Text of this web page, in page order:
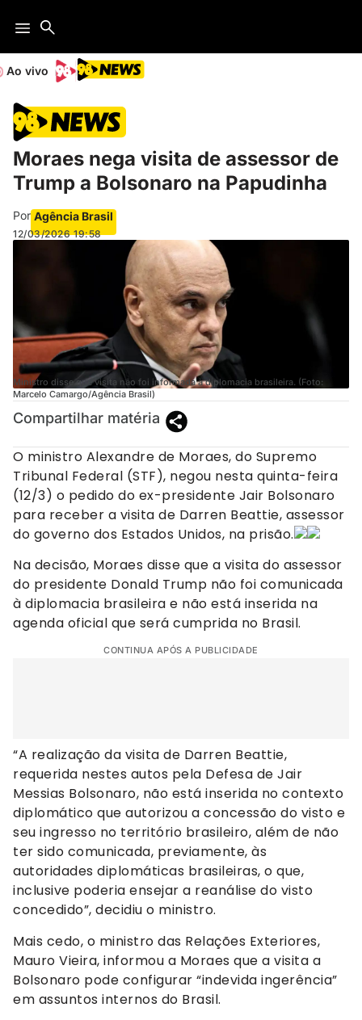
Ao vivo
Moraes nega visita de assessor de
Trump a Bolsonaro na Papudinha
Por Agência Brasil
12/03/2026 19:58
Ministro disse que visita não foi informada à diplomacia brasileira. (Foto:
Marcelo Camargo/Agência Brasil)
Compartilhar matéria
O ministro Alexandre de Moraes, do Supremo
Tribunal Federal (STF), negou nesta quinta-feira
(12/3) o pedido do ex-presidente Jair Bolsonaro
para receber a visita de Darren Beattie, assessor
do governo dos Estados Unidos, na prisão.
Na decisão, Moraes disse que a visita do assessor
do presidente Donald Trump não foi comunicada
à diplomacia brasileira e não está inserida na
agenda oficial que será cumprida no Brasil.
CONTINUA APÓS A PUBLICIDADE
“A realização da visita de Darren Beattie,
requerida nestes autos pela Defesa de Jair
Messias Bolsonaro, não está inserida no contexto
diplomático que autorizou a concessão do visto e
seu ingresso no território brasileiro, além de não
ter sido comunicada, previamente, às
autoridades diplomáticas brasileiras, o que,
inclusive poderia ensejar a reanálise do visto
concedido”, decidiu o ministro.
Mais cedo, o ministro das Relações Exteriores,
Mauro Vieira, informou a Moraes que a visita a
Bolsonaro pode configurar “indevida ingerência”
em assuntos internos do Brasil.